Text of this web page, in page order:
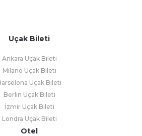
Uçak Bileti
Ankara Uçak Bileti
Milano Uçak Bileti
Uçak Bileti
Berlin Uçak Bileti
İzmir Uçak Bileti
Londra Uçak Bileti
Otel